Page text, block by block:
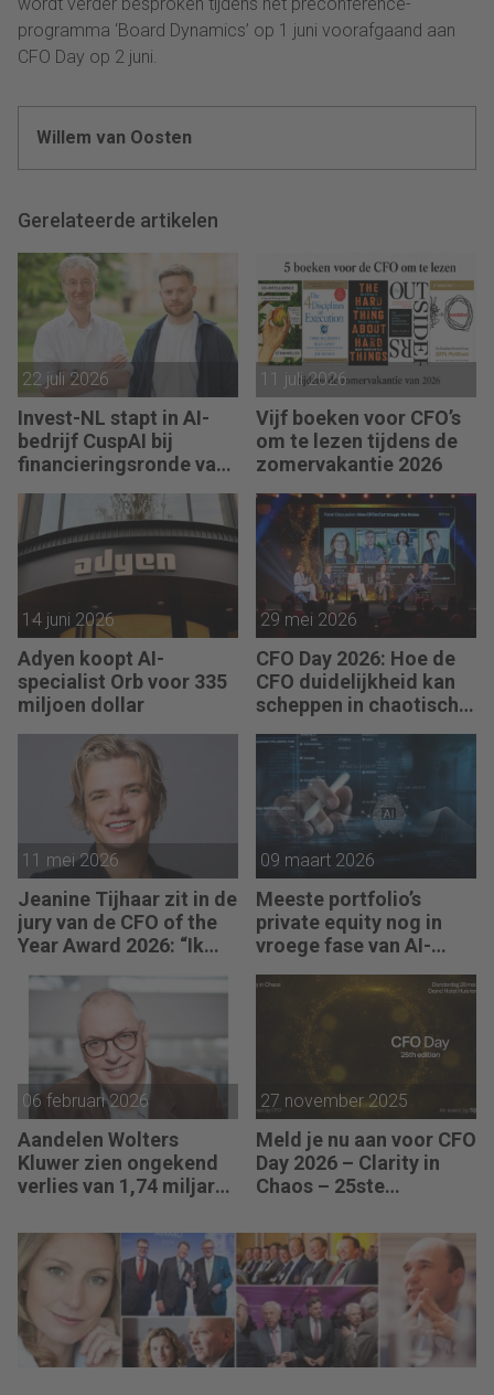
programma ‘Board Dynamics’ op 1 juni voorafgaand aan
CFO Day op 2 juni.
Willem van Oosten
Gerelateerde artikelen
22 juli 2026
Invest-NL stapt in AI-
bedrijf CuspAI bij
financieringsronde van
11 juli 2026
Vijf boeken voor CFO’s
om te lezen tijdens de
zomervakantie 2026
14 juni 2026
Adyen koopt AI-
specialist Orb voor 335
miljoen dollar
29 mei 2026
CFO Day 2026: Hoe de
CFO duidelijkheid kan
scheppen in chaotische
11 mei 2026
Jeanine Tijhaar zit in de
jury van de CFO of the
Year Award 2026: “Ik
combineren met
leiderschap.”
09 maart 2026
Meeste portfolio’s
private equity nog in
vroege fase van AI-
06 februari 2026
Aandelen Wolters
Kluwer zien ongekend
verlies van 1,74 miljard
27 november 2025
Meld je nu aan voor CFO
Day 2026 – Clarity in
Chaos – 25ste